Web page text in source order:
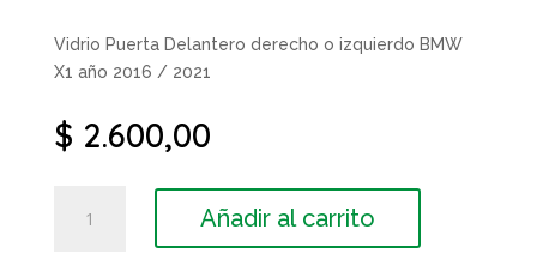
Vidrio Puerta Delantero derecho o izquierdo BMW
X1 año 2016 / 2021
$ 2.600,00
Puerta
Añadir al carrito